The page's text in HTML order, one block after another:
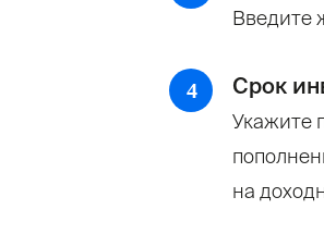
Введите
4 Срок
Укажите
на